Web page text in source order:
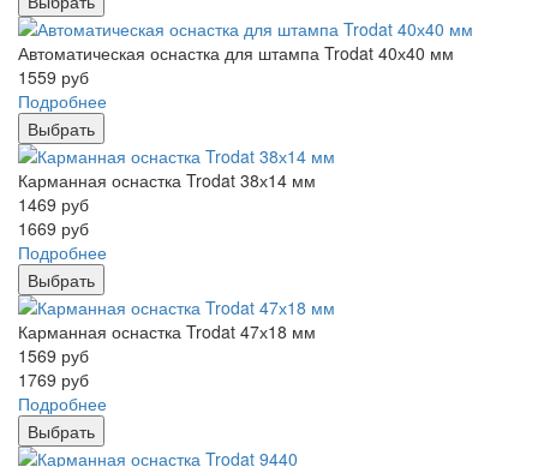
Автоматическая оснастка для штампа Trodat 40х40 мм
1559 руб
Подробнее
Выбрать
Карманная оснастка Trodat 38х14 мм
1469 руб
1669 руб
Подробнее
Выбрать
Карманная оснастка Trodat 47х18 мм
1569 руб
1769 руб
Подробнее
Выбрать